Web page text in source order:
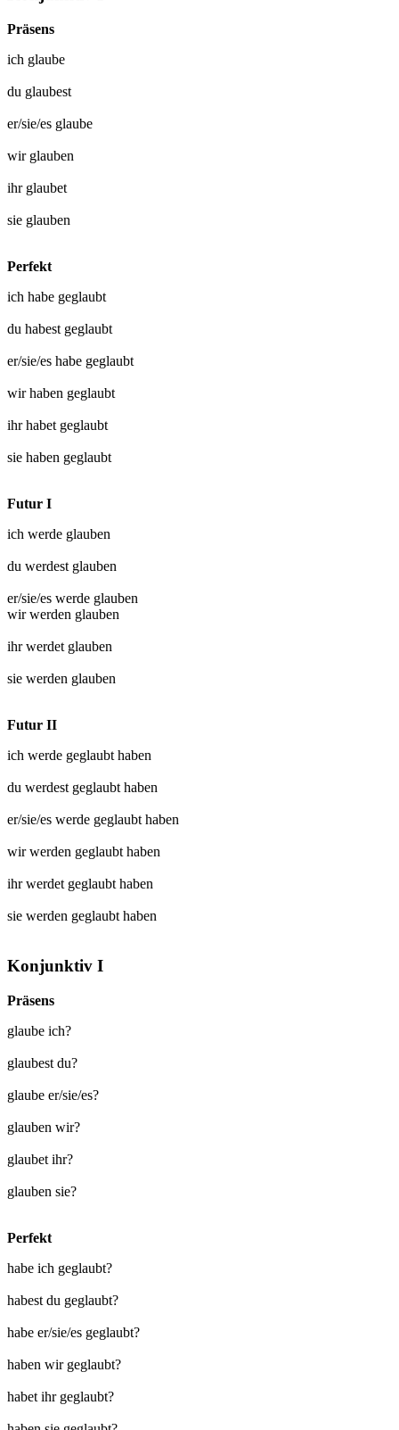
Präsens
ich glaube
du glaubest
er/sie/es glaube
wir glauben
ihr glaubet
sie glauben
Perfekt
ich habe geglaubt
du habest geglaubt
er/sie/es habe geglaubt
wir haben geglaubt
ihr habet geglaubt
sie haben geglaubt
Futur I
ich werde glauben
du werdest glauben
er/sie/es werde glauben
wir werden glauben
ihr werdet glauben
sie werden glauben
Futur II
ich werde geglaubt haben
du werdest geglaubt haben
er/sie/es werde geglaubt haben
wir werden geglaubt haben
ihr werdet geglaubt haben
sie werden geglaubt haben
Konjunktiv I
Präsens
glaube ich?
glaubest du?
glaube er/sie/es?
glauben wir?
glaubet ihr?
glauben sie?
Perfekt
habe ich geglaubt?
habest du geglaubt?
habe er/sie/es geglaubt?
haben wir geglaubt?
habet ihr geglaubt?